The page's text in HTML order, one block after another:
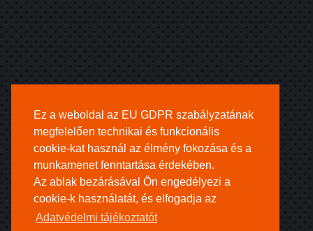
Ez a weboldal az EU GDPR szabályzatának
megfelelően technikai és funkcionális
cookie-kat használ az élmény fokozása és a
munkamenet fenntartása érdekében.
Az ablak bezárásával Ön engedélyezi a
cookie-k használatát, és elfogadja az
Adatvédelmi tájékoztatót